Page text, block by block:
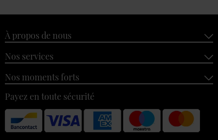
À propos de nous
Nos services
Nos moments forts
Payez en toute sécurité